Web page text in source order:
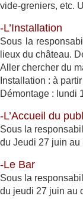
vide-greniers, etc.
-L’Installation
Sous la
lieux du château.
Aller chercher du
Installation : à
Démontage : lundi
-L’Accueil du
Sous la
du Jeudi 27 juin
-Le Bar
Sous la
du jeudi 27 juin au